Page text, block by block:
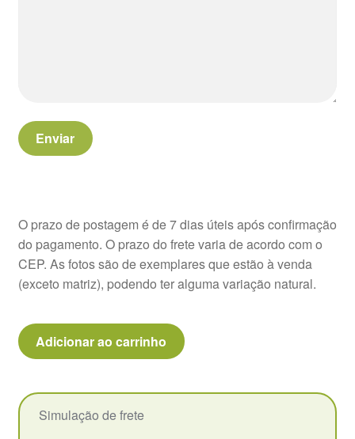
Enviar
O prazo de postagem é de 7 dias úteis após confirmação
do pagamento. O prazo do frete varia de acordo com o
CEP. As fotos são de exemplares que estão à venda
(exceto matriz), podendo ter alguma variação natural.
Echeveria
Avocado
Pote
Adicionar ao carrinho
Simulação de frete